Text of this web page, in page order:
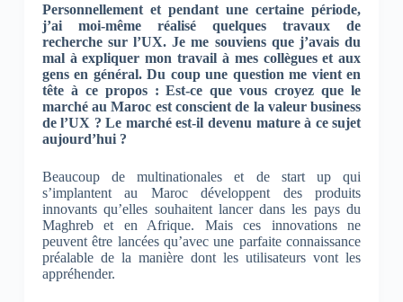
Personnellement et pendant une certaine période,
j’ai moi-même réalisé quelques travaux de
recherche sur l’UX. Je me souviens que j’avais du
mal à expliquer mon travail à mes collègues et aux
gens en général. Du coup une question me vient en
tête à ce propos : Est-ce que vous croyez que le
marché au Maroc est conscient de la valeur business
de l’UX ? Le marché est-il devenu mature à ce sujet
aujourd’hui ?
Beaucoup de multinationales et de start up qui
s’implantent au Maroc développent des produits
innovants qu’elles souhaitent lancer dans les pays du
Maghreb et en Afrique. Mais ces innovations ne
peuvent être lancées qu’avec une parfaite connaissance
préalable de la manière dont les utilisateurs vont les
appréhender.